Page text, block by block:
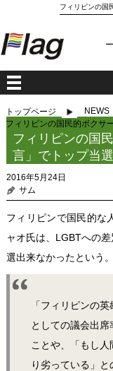
フィリピンの国
トップページ
NEWS
フィリピンの国民的ボクサ
フィリピンの国
言」でトップ当
2016年5月24日
サム
フィリピンで国民的な
ャオ氏は、LGBTへの
選出来なかったという。
「フィリピンの
としての議会出
ことや、「もし
り劣っている」